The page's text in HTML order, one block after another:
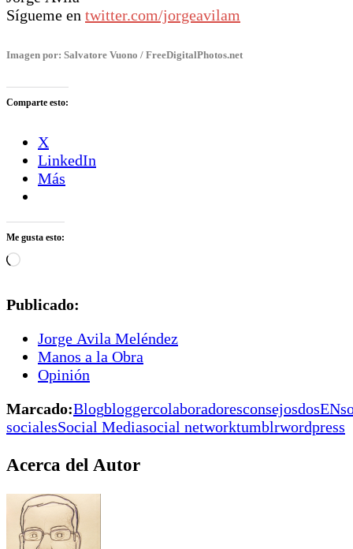
Sígueme en twitter.com/jorgeavilam
Imagen por: Salvatore Vuono / FreeDigitalPhotos.net
Comparte esto:
X
LinkedIn
Más
Me gusta esto:
Cargando...
Publicado:
Jorge Avila Meléndez
Manos a la Obra
Opinión
Marcado:Blogbloggercolaboradoresconsejos
socialesSocial Mediasocial networktumblrwordpress
Acerca del Autor